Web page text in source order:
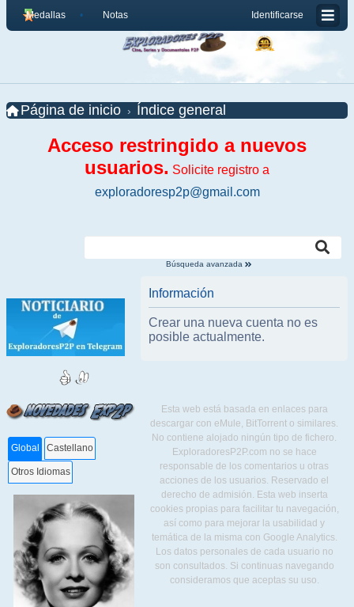
Identificarse
Medallas Notas
Página de inicio Índice general
Acceso restringido a nuevos
usuarios. Solicite registro a
exploradoresp2p@gmail.com
Búsqueda avanzada
Global Castellano
Otros Idiomas
Información
Crear una nueva cuenta no es
posible actualmente.
Esta web está basada en enlaces para
descargar con eMule, BitTorrent o similares.
No contiene alojado ningún tipo de fichero.
ExploradoresP2P.com no se hace
responsable de los comentarios u otras
acciones de los usuarios. Reservado el
derecho de admisión. Esta web inserta
cookies propias para facilitar tu navegación,
así como para mejorar la usabilidad y
temática de la misma con Google Analytics.
Los datos personales de cada usuario no
son consultados. Si continuas navegando
consideramos que aceptas su uso.